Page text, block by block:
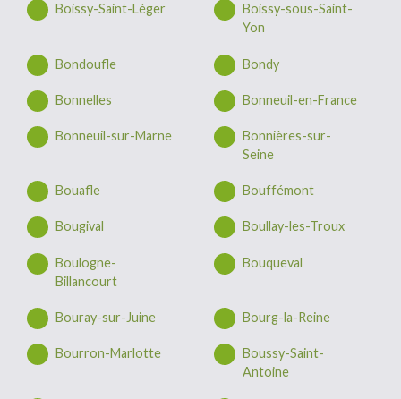
Boissy-Saint-Léger
Boissy-sous-Saint-
Yon
Bondoufle Bondy
Bonnelles Bonneuil-en-France
Bonneuil-sur-Marne
Bonnières-sur-
Seine
Bouafle Bouffémont
Bougival Boullay-les-Troux
Boulogne-
Billancourt
Bouqueval
Bouray-sur-Juine Bourg-la-Reine
Bourron-Marlotte
Boussy-Saint-
Antoine